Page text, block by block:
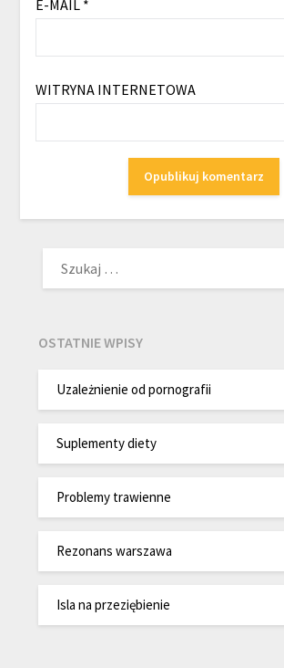
E-MAIL *
WITRYNA INTERNETOWA
OSTATNIE WPISY
Uzależnienie od pornografii
Suplementy diety
Problemy trawienne
Rezonans warszawa
Isla na przeziębienie